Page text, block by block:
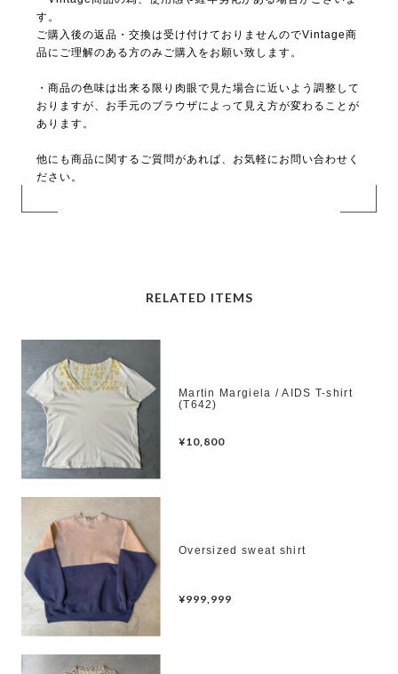
す。
ご購入後の返品・交換は受け付けておりませんのでVintage商
品にご理解のある方のみご購入をお願い致します。
・商品の色味は出来る限り肉眼で見た場合に近いよう調整して
おりますが、お手元のブラウザによって見え方が変わることが
あります。
他にも商品に関するご質問があれば、お気軽にお問い合わせく
ださい。
RELATED ITEMS
Martin Margiela / AIDS T-shirt
(T642)
¥10,800
Oversized sweat shirt
¥999,999